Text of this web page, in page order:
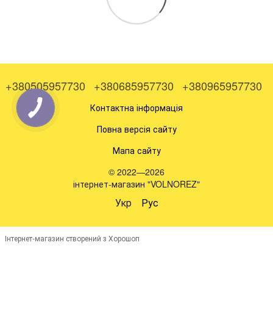
+380505957730 +380685957730 +380965957730
Контактна інформація
Повна версія сайту
Мапа сайту
© 2022—2026
інтернет-магазин "VOLNOREZ"
Укр Рус
Інтернет-магазин створений з Хорошоп